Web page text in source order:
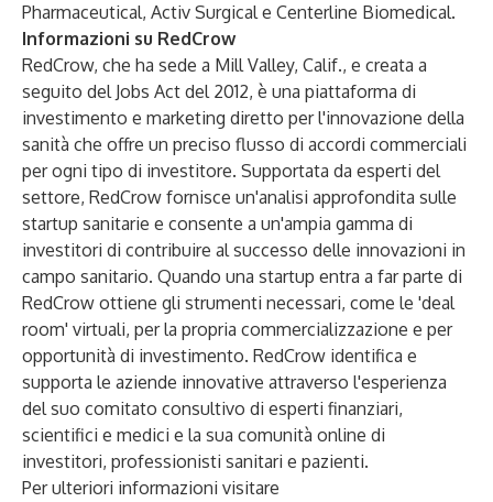
Pharmaceutical, Activ Surgical e Centerline Biomedical.
Informazioni su RedCrow
RedCrow, che ha sede a Mill Valley, Calif., e creata a
seguito del Jobs Act del 2012, è una piattaforma di
investimento e marketing diretto per l'innovazione della
sanità che offre un preciso flusso di accordi commerciali
per ogni tipo di investitore. Supportata da esperti del
settore, RedCrow fornisce un'analisi approfondita sulle
startup sanitarie e consente a un'ampia gamma di
investitori di contribuire al successo delle innovazioni in
campo sanitario. Quando una startup entra a far parte di
RedCrow ottiene gli strumenti necessari, come le 'deal
room' virtuali, per la propria commercializzazione e per
opportunità di investimento. RedCrow identifica e
supporta le aziende innovative attraverso l'esperienza
del suo comitato consultivo di esperti finanziari,
scientifici e medici e la sua comunità online di
investitori, professionisti sanitari e pazienti.
Per ulteriori informazioni visitare